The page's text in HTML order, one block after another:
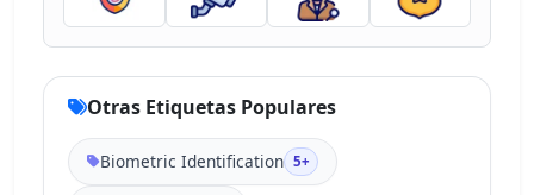
Otras Etiquetas Populares
Biometric Identification 5+